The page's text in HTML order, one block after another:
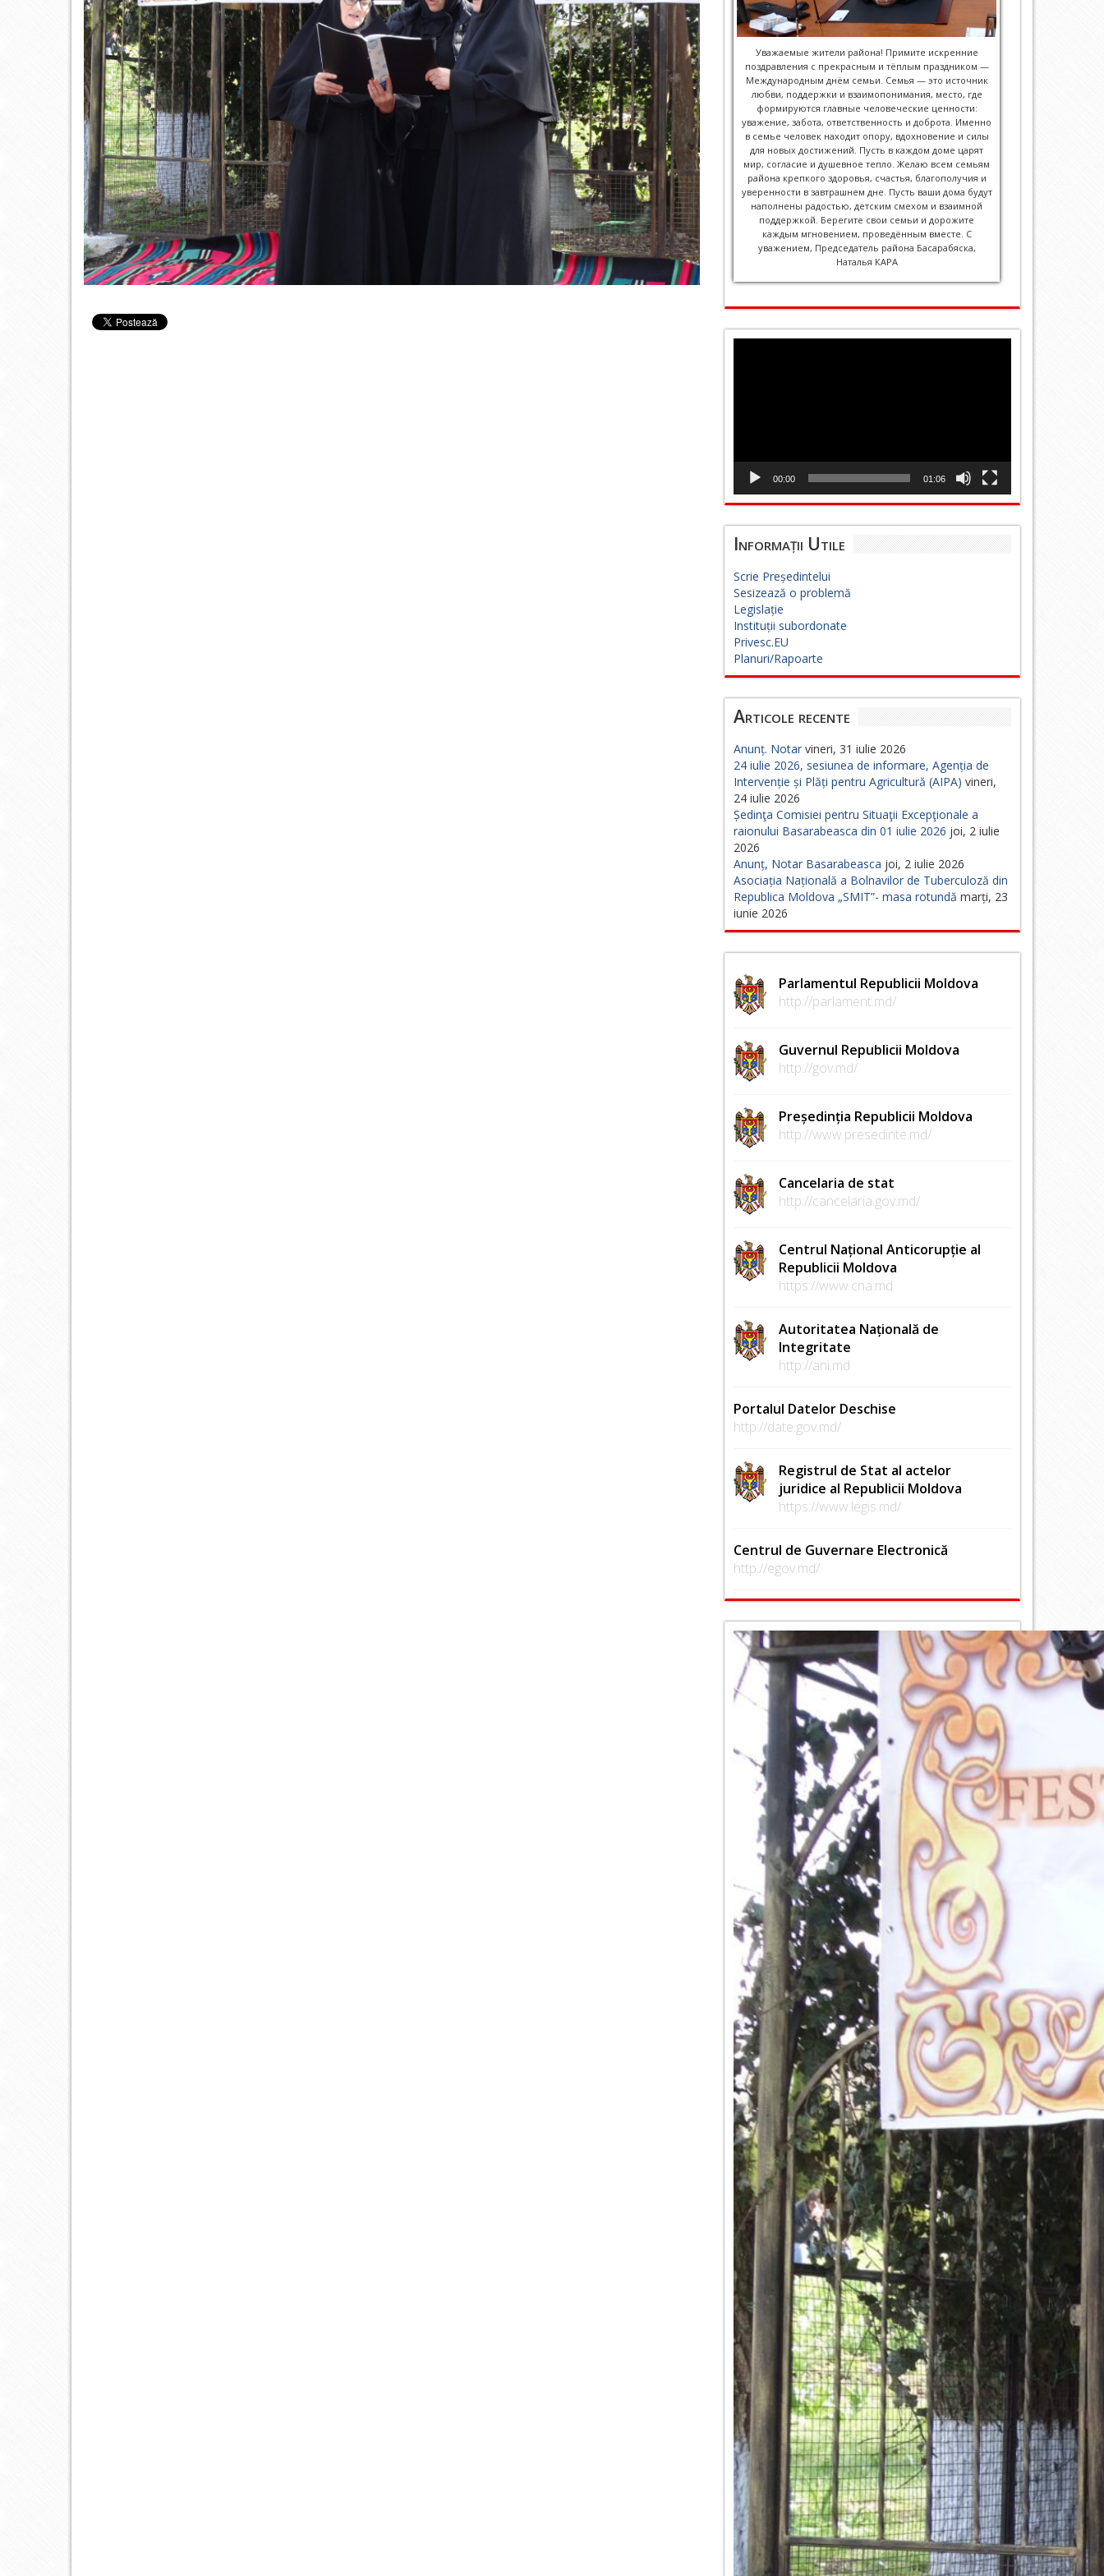
Уважаемые жители района! Примите искренние
поздравления с прекрасным и тёплым праздником —
Международным днём семьи. Семья — это источник
любви, поддержки и взаимопонимания, место, где
формируются главные человеческие ценности:
уважение, забота, ответственность и доброта. Именно
в семье человек находит опору, вдохновение и силы
для новых достижений. Пусть в каждом доме царят
мир, согласие и душевное тепло. Желаю всем семьям
района крепкого здоровья, счастья, благополучия и
уверенности в завтрашнем дне. Пусть ваши дома будут
наполнены радостью, детским смехом и взаимной
поддержкой. Берегите свои семьи и дорожите
каждым мгновением, проведённым вместе. С
уважением, Председатель района Басарабяска,
Наталья КАРА
00:00 01:06
Informații Utile
Scrie Președintelui
Sesizează o problemă
Legislație
Instituții subordonate
Privesc.EU
Planuri/Rapoarte
Articole recente
Anunț. Notar vineri, 31 iulie 2026
24 iulie 2026, sesiunea de informare, Agenția de
Intervenție și Plăți pentru Agricultură (AIPA) vineri,
24 iulie 2026
Ședinţa Comisiei pentru Situaţii Excepţionale a
raionului Basarabeasca din 01 iulie 2026 joi, 2 iulie
2026
Anunț, Notar Basarabeasca joi, 2 iulie 2026
Asociația Națională a Bolnavilor de Tuberculoză din
Republica Moldova „SMIT”- masa rotundă marți, 23
iunie 2026
Parlamentul Republicii Moldova
http://parlament.md/
Guvernul Republicii Moldova
http://gov.md/
Președinția Republicii Moldova
http://www.presedinte.md/
Cancelaria de stat
http://cancelaria.gov.md/
Centrul Național Anticorupție al
Republicii Moldova
https://www.cna.md
Autoritatea Națională de
Integritate
http://ani.md
Portalul Datelor Deschise
http://date.gov.md/
Registrul de Stat al actelor
juridice al Republicii Moldova
https://www.legis.md/
Centrul de Guvernare Electronică
http://egov.md/